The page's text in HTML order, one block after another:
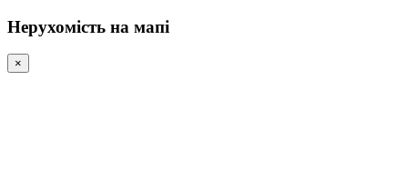
Нерухомість на мапі
×